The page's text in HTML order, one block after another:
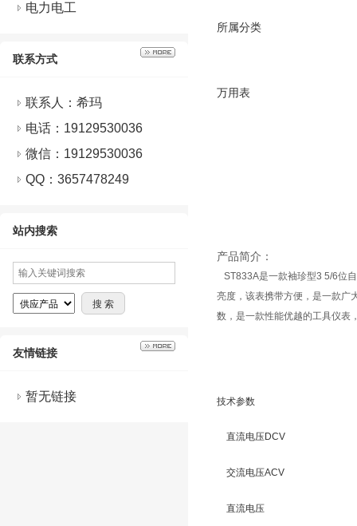
电力电工
联系方式
联系人：希玛
电话：19129530036
微信： 19129530036
QQ： 3657478249
站内搜索
友情链接
暂无链接
所属分类
万用表
产品简介：
ST833A是一款袖珍型3 5/6位
亮度，该表携带方便，是一款广
数，是一款性能优越的工具仪表
技术参数
直流电压DCV
交流电压ACV
直流电压